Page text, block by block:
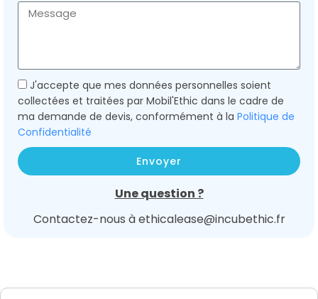
J'accepte que mes données personnelles soient
collectées et traitées par Mobil'Ethic dans le cadre de
ma demande de devis, conformément à la Politique de
Confidentialité
Envoyer
Une question ?
Contactez-nous à ethicalease@incubethic.fr